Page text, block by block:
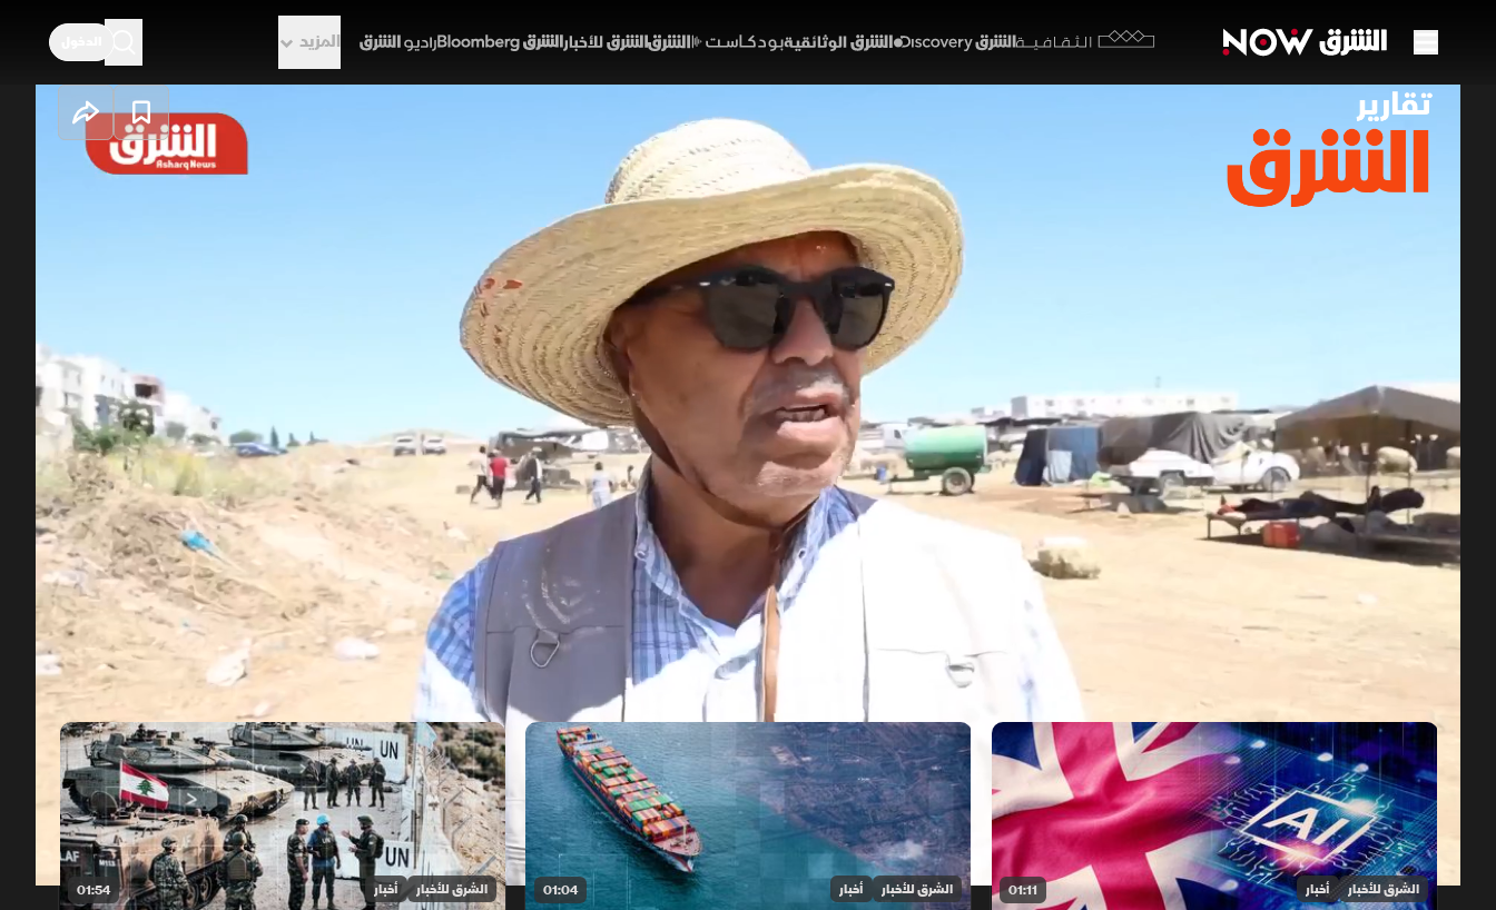
الثقافية
المزيد
00:12/02:03 1x auto
تونس.. أزمة الأعلاف ترفع أسعار الأضاحي
02:02 أخبار
تقارير الشرق
مع اقتراب عيد الأضحى، تعيش أسواق المواشي في تونس نشاطا تجاريا يقابله ضعف في القدرة الشرائية
بسبب ارتفاع أسعار الأضاحي. ويربط مربو الماشية الغلاء إلى أزمة الأعلاف وارتفاع تكاليف التربية ونقص
الأغنام، بينما تؤكد منظمة المستهلك أن الأزمة هيكلية وتتطلب حلولا لحماية الثروة الحيوانية وخفض الأسعار.
برامج الشرق الإخبارية (ملحق) تقارير الشرق تونس
حلقات الموسم 2026
01:11 الشرق للأخبار أخبار 01:04 الشرق للأخبار أخبار 01:54 الشرق للأخبار أخبار